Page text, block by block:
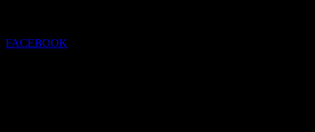
FACEBOOK